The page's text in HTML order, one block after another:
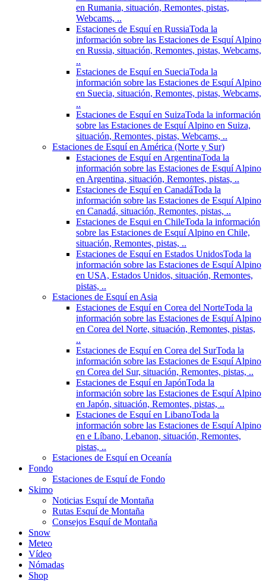
en Rumania, situación, Remontes, pistas,
Webcams, ..
Estaciones de Esquí en RussiaToda la
información sobre las Estaciones de Esquí Alpino
en Russia, situación, Remontes, pistas, Webcams,
..
Estaciones de Esquí en SueciaToda la
información sobre las Estaciones de Esquí Alpino
en Suecia, situación, Remontes, pistas, Webcams,
..
Estaciones de Esquí en SuizaToda la información
sobre las Estaciones de Esquí Alpino en Suiza,
situación, Remontes, pistas, Webcams, ..
Estaciones de Esquí en América (Norte y Sur)
Estaciones de Esquí en ArgentinaToda la
información sobre las Estaciones de Esquí Alpino
en Argentina, situación, Remontes, pistas, ..
Estaciones de Esquí en CanadáToda la
información sobre las Estaciones de Esquí Alpino
en Canadá, situación, Remontes, pistas, ..
Estaciones de Esqui en ChileToda la información
sobre las Estaciones de Esquí Alpino en Chile,
situación, Remontes, pistas, ..
Estaciones de Esquí en Estados UnidosToda la
información sobre las Estaciones de Esquí Alpino
en USA, Estados Unidos, situación, Remontes,
pistas, ..
Estaciones de Esquí en Asia
Estaciones de Esquí en Corea del NorteToda la
información sobre las Estaciones de Esquí Alpino
en Corea del Norte, situación, Remontes, pistas,
..
Estaciones de Esquí en Corea del SurToda la
información sobre las Estaciones de Esquí Alpino
en Corea del Sur, situación, Remontes, pistas, ..
Estaciones de Esquí en JapónToda la
información sobre las Estaciones de Esquí Alpino
en Japón, situación, Remontes, pistas, ..
Estaciones de Esquí en LibanoToda la
información sobre las Estaciones de Esquí Alpino
en e Líbano, Lebanon, situación, Remontes,
pistas, ..
Estaciones de Esquí en Oceanía
Fondo
Estaciones de Esquí de Fondo
Skimo
Noticias Esquí de Montaña
Rutas Esquí de Montaña
Consejos Esquí de Montaña
Snow
Meteo
Vídeo
Nómadas
Shop